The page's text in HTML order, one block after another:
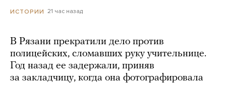
ИСТОРИИ 21 час назад
В Рязани прекратили дело против
полицейских, сломавших руку учительнице.
Год назад ее задержали, приняв
за закладчицу, когда она фотографировала